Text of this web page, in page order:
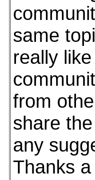
same
really
from
share
any
Thanks a